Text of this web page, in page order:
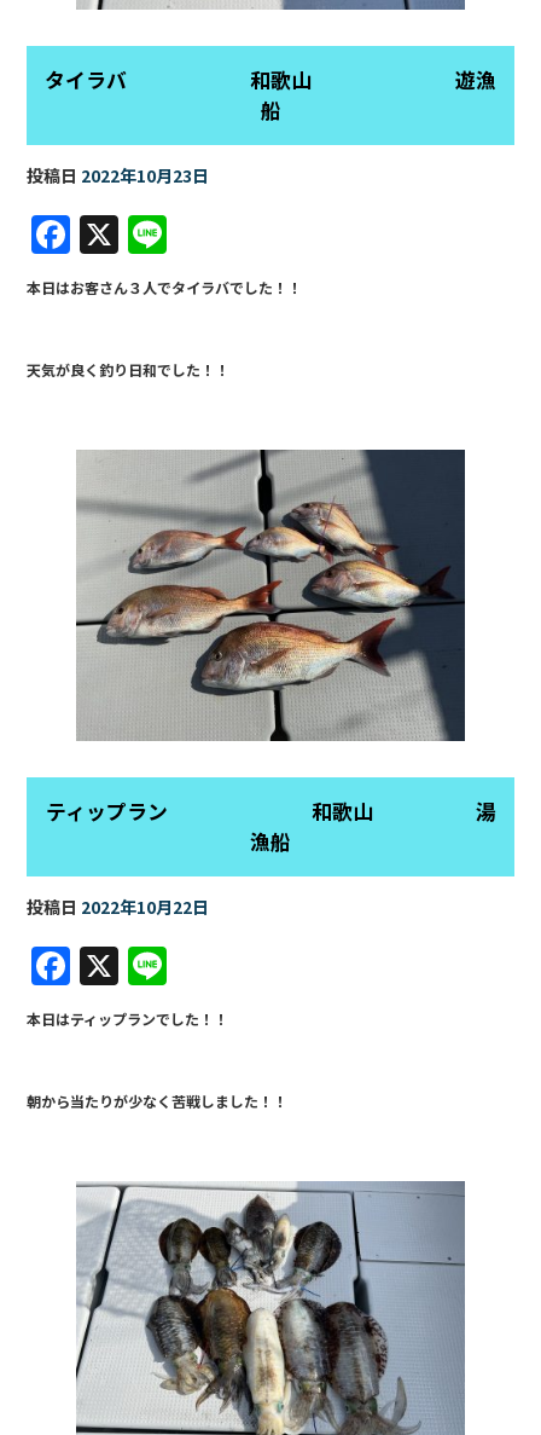
タイラバ 和歌山 遊漁
船
投稿日 2022年10月23日
F
a
c
e
b
o
k
X
n
e
本日はお客さん３人でタイラバでした！！
天気が良く釣り日和でした！！
ティップラン 和歌山 湯
漁船
投稿日 2022年10月22日
F
a
c
e
b
o
k
X
n
e
本日はティップランでした！！
朝から当たりが少なく苦戦しました！！